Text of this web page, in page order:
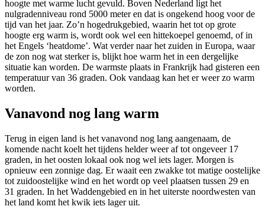
hoogte met warme lucht gevuld. Boven Nederland ligt het
nulgradenniveau rond 5000 meter en dat is ongekend hoog voor de
tijd van het jaar. Zo’n hogedrukgebied, waarin het tot op grote
hoogte erg warm is, wordt ook wel een hittekoepel genoemd, of in
het Engels ‘heatdome’. Wat verder naar het zuiden in Europa, waar
de zon nog wat sterker is, blijkt hoe warm het in een dergelijke
situatie kan worden. De warmste plaats in Frankrijk had gisteren een
temperatuur van 36 graden. Ook vandaag kan het er weer zo warm
worden.
Vanavond nog lang warm
Terug in eigen land is het vanavond nog lang aangenaam, de
komende nacht koelt het tijdens helder weer af tot ongeveer 17
graden, in het oosten lokaal ook nog wel iets lager. Morgen is
opnieuw een zonnige dag. Er waait een zwakke tot matige oostelijke
tot zuidoostelijke wind en het wordt op veel plaatsen tussen 29 en
31 graden. In het Waddengebied en in het uiterste noordwesten van
het land komt het kwik iets lager uit.